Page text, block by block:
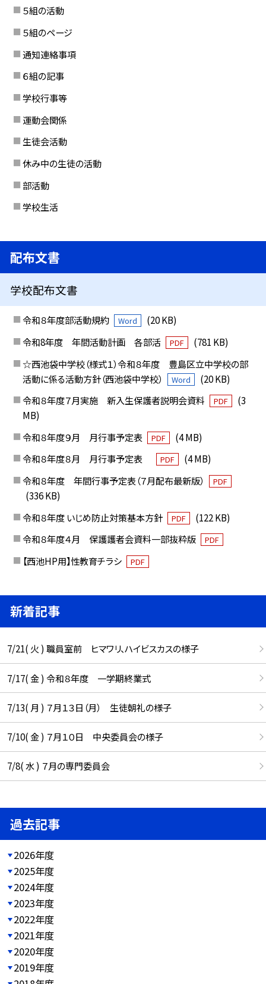
５組の活動
５組のページ
通知連絡事項
６組の記事
学校行事等
運動会関係
生徒会活動
休み中の生徒の活動
部活動
学校生活
配布文書
学校配布文書
令和８年度部活動規約 Word
(20 KB)
令和8年度 年間活動計画 各部活
PDF
(781 KB)
☆西池袋中学校（様式１）令和８年度 豊島区立中学校の部
活動に係る活動方針（西池袋中学校）
Word
(20 KB)
令和８年度７月実施 新入生保護者説明会資料
PDF
(3
MB)
令和８年度９月 月行事予定表
PDF
(4 MB)
令和８年度８月 月行事予定表
PDF
(4 MB)
令和８年度 年間行事予定表（７月配布最新版）
PDF
(336 KB)
令和８年度 いじめ防止対策基本方針
PDF
(122 KB)
令和８年度４月 保護護者会資料一部抜粋版
PDF
【西池HP用】性教育チラシ PDF
新着記事
7/21( 火 ) 職員室前 ヒマワリ、ハイビスカスの様子
7/17( 金 ) 令和８年度 一学期終業式
7/13( 月 ) ７月１３日（月） 生徒朝礼の様子
7/10( 金 ) ７月１０日 中央委員会の様子
7/8( 水 ) ７月の専門委員会
過去記事
2026年度
2025年度
2024年度
2023年度
2022年度
2021年度
2020年度
2019年度